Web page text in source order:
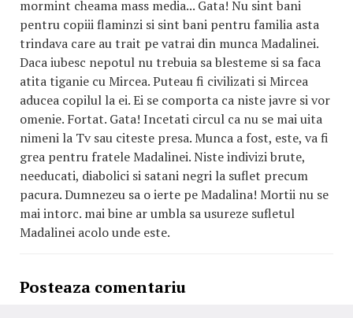
mormint cheama mass media... Gata! Nu sint bani
pentru copiii flaminzi si sint bani pentru familia asta
trindava care au trait pe vatrai din munca Madalinei.
Daca iubesc nepotul nu trebuia sa blesteme si sa faca
atita tiganie cu Mircea. Puteau fi civilizati si Mircea
aducea copilul la ei. Ei se comporta ca niste javre si vor
omenie. Fortat. Gata! Incetati circul ca nu se mai uita
nimeni la Tv sau citeste presa. Munca a fost, este, va fi
grea pentru fratele Madalinei. Niste indivizi brute,
needucati, diabolici si satani negri la suflet precum
pacura. Dumnezeu sa o ierte pe Madalina! Mortii nu se
mai intorc. mai bine ar umbla sa usureze sufletul
Madalinei acolo unde este.
Posteaza comentariu